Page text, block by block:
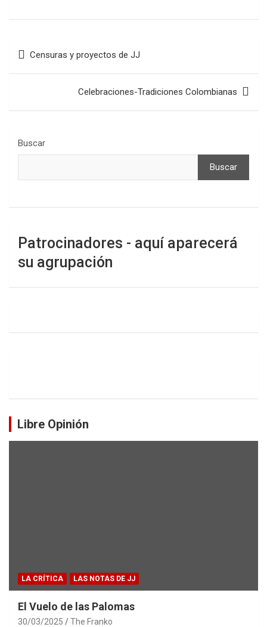
ce
o
st
d
ail m
ar
tir
Censuras y proyectos de JJ
Celebraciones-Tradiciones Colombianas
Buscar
Buscar
Patrocinadores - aquí aparecerá
su agrupación
Libre Opinión
LA CRÍTICA LAS NOTAS DE JJ
El Vuelo de las Palomas
30/03/2025 The Franko